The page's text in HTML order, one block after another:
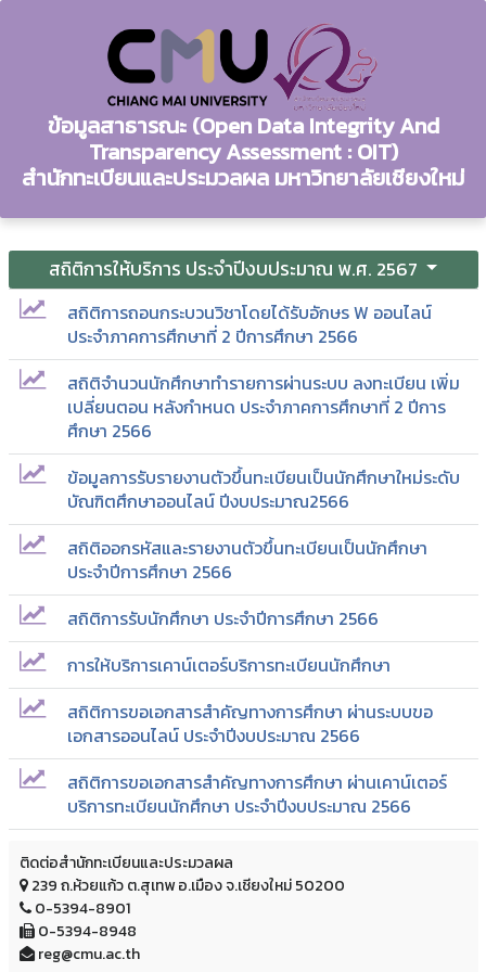
ข้อมูลสาธารณะ (Open Data Integrity And
Transparency Assessment : OIT)
สำนักทะเบียนและประมวลผล มหาวิทยาลัยเชียงใหม่
สถิติการให้บริการ ประจำปีงบประมาณ พ.ศ. 2567
สถิติการถอนกระบวนวิชาโดยได้รับอักษร W ออนไลน์
ประจำภาคการศึกษาที่ 2 ปีการศึกษา 2566
สถิติจำนวนนักศึกษาทำรายการผ่านระบบ ลงทะเบียน เพิ่ม
เปลี่ยนตอน หลังกำหนด ประจำภาคการศึกษาที่ 2 ปีการ
ศึกษา 2566
ข้อมูลการรับรายงานตัวขึ้นทะเบียนเป็นนักศึกษาใหม่ระดับ
บัณฑิตศึกษาออนไลน์ ปีงบประมาณ2566
สถิติออกรหัสและรายงานตัวขึ้นทะเบียนเป็นนักศึกษา
ประจำปีการศึกษา 2566
สถิติการรับนักศึกษา ประจำปีการศึกษา 2566
การให้บริการเคาน์เตอร์บริการทะเบียนนักศึกษา
สถิติการขอเอกสารสำคัญทางการศึกษา ผ่านระบบขอ
เอกสารออนไลน์ ประจำปีงบประมาณ 2566
สถิติการขอเอกสารสำคัญทางการศึกษา ผ่านเคาน์เตอร์
บริการทะเบียนนักศึกษา ประจำปีงบประมาณ 2566
ติดต่อสำนักทะเบียนและประมวลผล
239 ถ.ห้วยแก้ว ต.สุเทพ อ.เมือง จ.เชียงใหม่ 50200
0-5394-8901
0-5394-8948
reg@cmu.ac.th